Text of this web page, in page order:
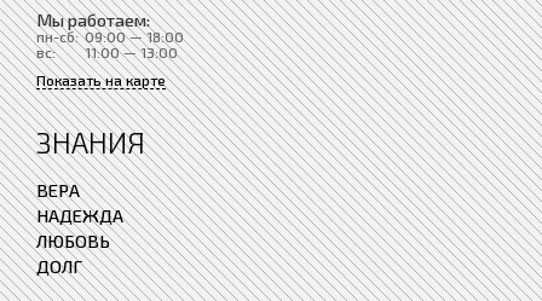
Мы работаем:
пн-сб: 09:00 — 18:00
вс:
11:00 — 13:00
Показать на карте
ЗНАНИЯ
ВЕРА
НАДЕЖДА
ЛЮБОВЬ
ДОЛГ